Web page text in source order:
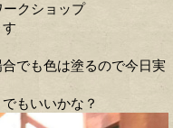
クショップ
でも色は塗るので今日実
もいいかな？